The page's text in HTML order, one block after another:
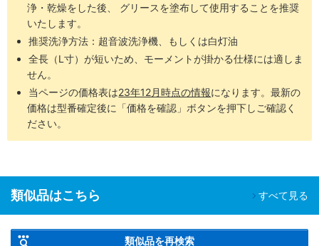
浄・乾燥をした後、 グリースを塗布して使用することを推奨
いたします。
推奨洗浄方法：超音波洗浄機、もしくは白灯油
全長（L寸）が短いため、モーメントが掛かる仕様には適しま
せん。
当ページの価格表は23年12月時点の情報になります。最新の
価格は型番確定後に「価格を確認」ボタンを押下しご確認く
ださい。
類似品はこちら すべて見る
類似品を再検索